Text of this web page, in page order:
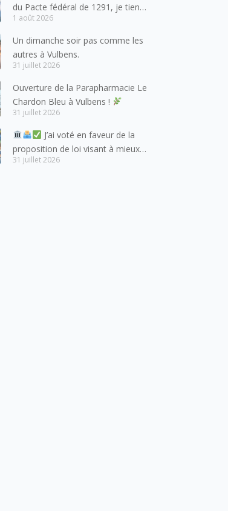
du Pacte fédéral de 1291, je tiens
à adresser mes meilleures
salutations à nos voisins et amis
suisses, et plus particulièrement
aux habitants du bassin genevois
lesquels la Haute-Savoie
entretient des liens étroits et
quotidiens.
1 août 2026
Un dimanche soir pas comme les
autres à Vulbens.
31 juillet 2026
Ouverture de la Parapharmacie Le
Chardon Bleu à Vulbens !
31 juillet 2026
J’ai voté en faveur de la
proposition de loi visant à mieux
protéger les mineurs des risques
31 juillet 2026